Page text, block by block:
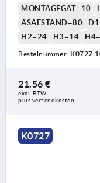
MONTAGEGAT=10
ASAFSTAND=80
H2=24
H3=14
Bestelnummer:
21,56 €
excl. BTW
plus verzendkosten
K0727